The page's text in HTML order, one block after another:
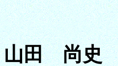
山田 尚史